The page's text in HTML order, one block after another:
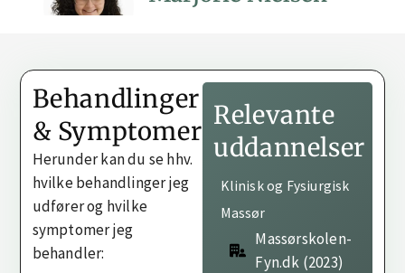
Behandlinger
& Symptomer
Herunder kan du se hhv.
hvilke behandlinger jeg
udfører og hvilke
symptomer jeg
behandler:
Relevante
uddannelser
Klinisk og Fysiurgisk
Massør
Massørskolen-
Fyn.dk (2023)